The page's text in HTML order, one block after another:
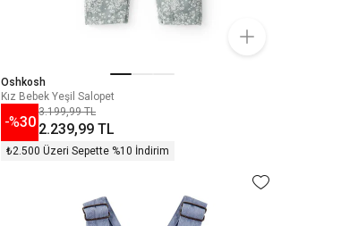
Oshkosh
Kız Bebek Yeşil Salopet
-%30
3.199,99 TL
2.239,99 TL
₺2.500 Üzeri Sepette %10 İndirim